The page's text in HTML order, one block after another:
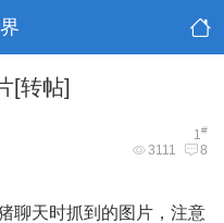
[转帖]
1#
3111 8
聊天时抓到的图片，注意